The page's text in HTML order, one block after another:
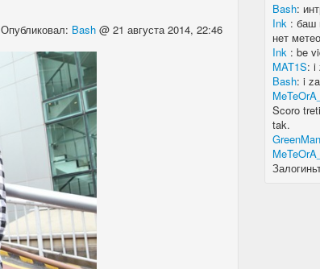
Опубликовал: Bash @ 21 августа 2014, 22:46
Bash:
Ink :баш
нет
Ink :be
MAT1S:i
Bash:i
Scoro
tak.
GreenMan